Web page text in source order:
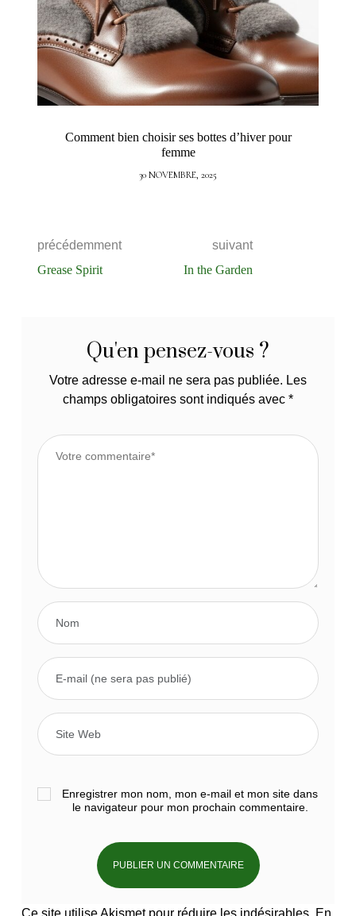
Comment bien choisir ses bottes d’hiver pour
femme
30 NOVEMBRE, 2025
précédemment
Grease Spirit
suivant
In the Garden
Qu'en pensez-vous ?
Votre adresse e-mail ne sera pas publiée. Les
champs obligatoires sont indiqués avec *
Enregistrer mon nom, mon e-mail et mon site dans
le navigateur pour mon prochain commentaire.
Ce site utilise Akismet pour réduire les indésirables. En